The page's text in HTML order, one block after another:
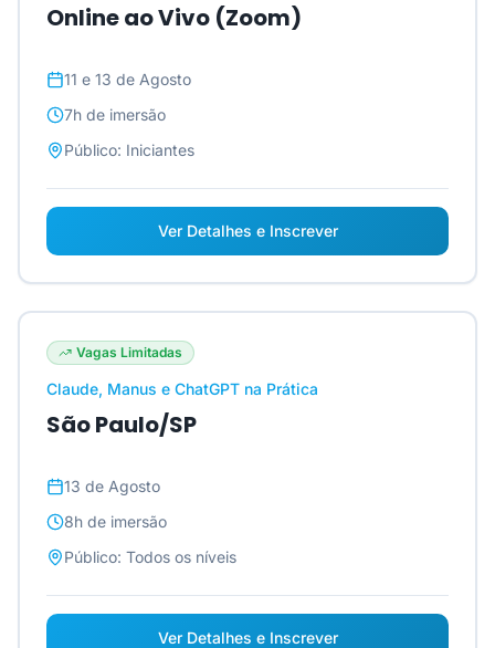
Online ao Vivo (Zoom)
11 e 13 de Agosto
7h de imersão
Público: Iniciantes
Ver Detalhes e Inscrever
Vagas Limitadas
Claude, Manus e ChatGPT na Prática
São Paulo/SP
13 de Agosto
8h de imersão
Público: Todos os níveis
Ver Detalhes e Inscrever